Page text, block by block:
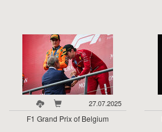
27.07.2025
F1 Grand Prix of Belgium